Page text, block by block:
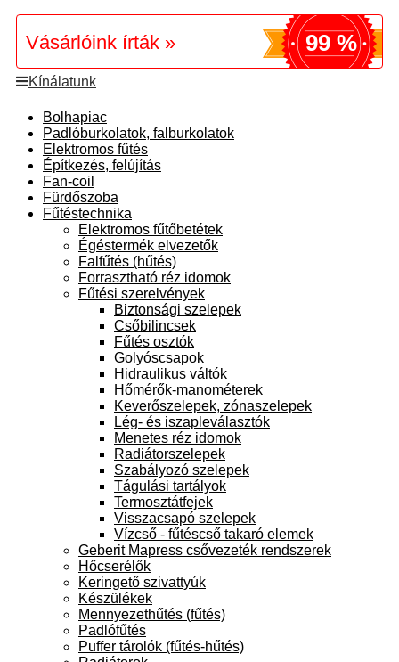
Vásárlóink írták » 99 %
Kínálatunk
Bolhapiac
Padlóburkolatok, falburkolatok
Elektromos fűtés
Építkezés, felújítás
Fan-coil
Fürdőszoba
Fűtéstechnika
Elektromos fűtőbetétek
Égéstermék elvezetők
Falfűtés (hűtés)
Forrasztható réz idomok
Fűtési szerelvények
Biztonsági szelepek
Csőbilincsek
Fűtés osztók
Golyóscsapok
Hidraulikus váltók
Hőmérők-manométerek
Keverőszelepek, zónaszelepek
Lég- és iszapleválasztók
Menetes réz idomok
Radiátorszelepek
Szabályozó szelepek
Tágulási tartályok
Termosztátfejek
Visszacsapó szelepek
Vízcső - fűtéscső takaró elemek
Geberit Mapress csővezeték rendszerek
Hőcserélők
Keringető szivattyúk
Készülékek
Mennyezethűtés (fűtés)
Padlófűtés
Puffer tárolók (fűtés-hűtés)